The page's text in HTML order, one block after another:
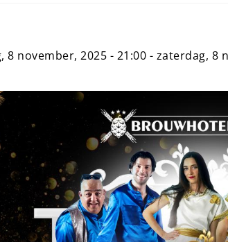
8 november, 2025 - 21:00 - zaterdag, 8